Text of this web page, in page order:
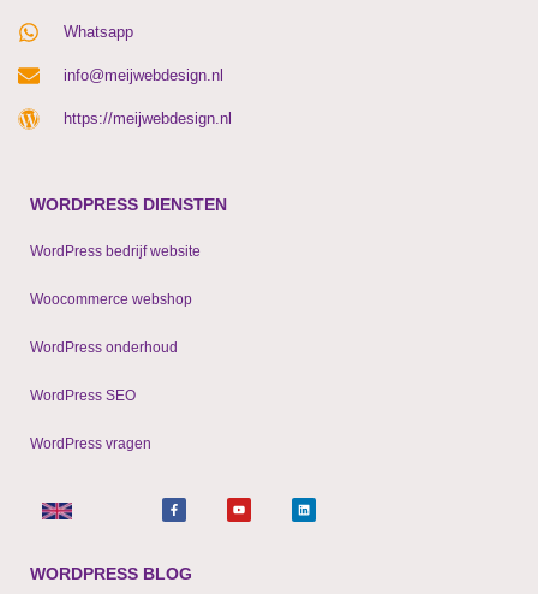
Whatsapp
info@meijwebdesign.nl
https://meijwebdesign.nl
WORDPRESS DIENSTEN
WordPress bedrijf website
Woocommerce webshop
WordPress onderhoud
WordPress SEO
WordPress vragen
F
a
c
o
k
Y
o
u
L
i
n
WORDPRESS BLOG